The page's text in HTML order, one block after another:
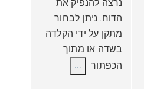
נרצה להנפיק את
הדוח. ניתן לבחור
מתקן על ידי הקלדה
בשדה או מתוך
הכפתור
...